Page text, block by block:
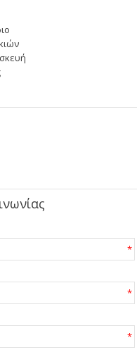
*
*
*